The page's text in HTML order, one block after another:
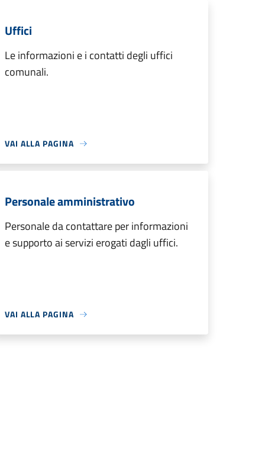
Uffici
Le informazioni e i contatti degli uffici
comunali.
VAI ALLA PAGINA
Personale amministrativo
Personale da contattare per informazioni
e supporto ai servizi erogati dagli uffici.
VAI ALLA PAGINA